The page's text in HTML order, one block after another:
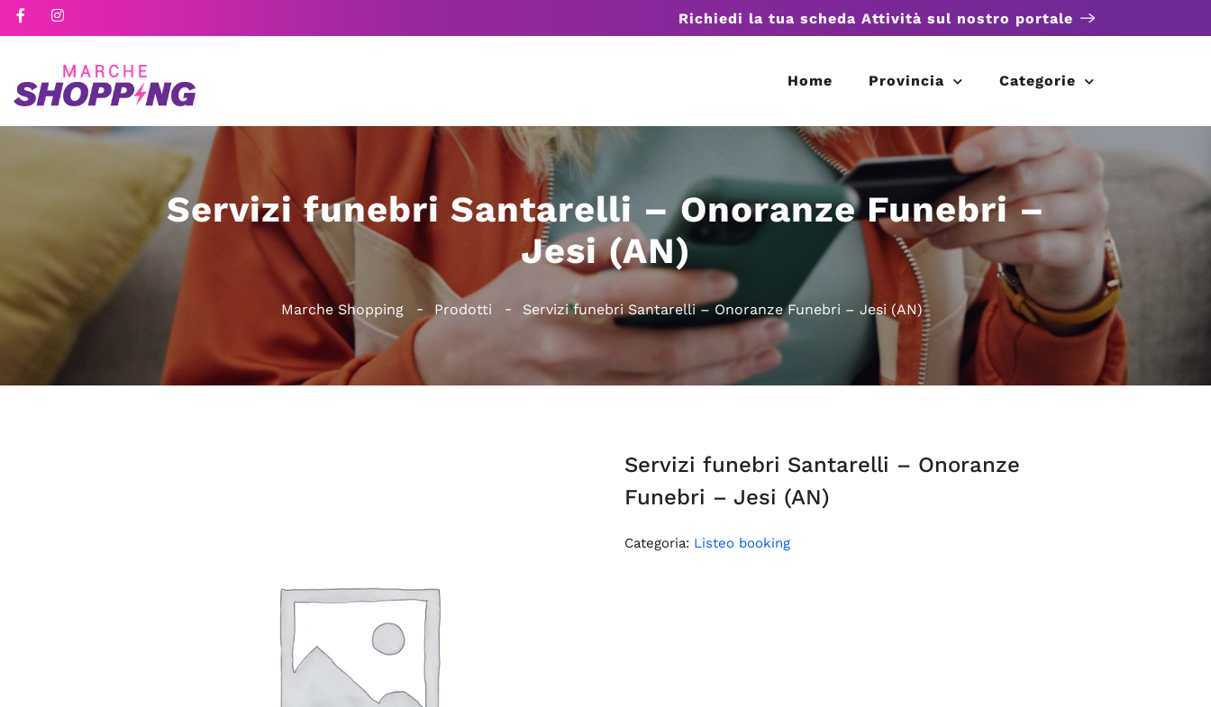
Richiedi la tua scheda Attività sul nostro portale
Home Provincia Categorie
Servizi funebri Santarelli – Onoranze Funebri –
Jesi (AN)
Marche Shopping Prodotti Servizi funebri Santarelli – Onoranze Funebri – Jesi (AN)
Servizi funebri Santarelli – Onoranze
Funebri – Jesi (AN)
Categoria: Listeo booking